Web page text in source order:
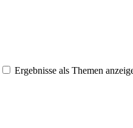
Ergebnisse als Themen